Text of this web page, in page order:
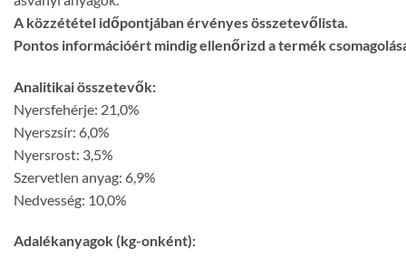
A közzététel időpontjában érvényes összetevőlista.
Pontos információért mindig ellenőrizd a termék
Analitikai összetevők:
Nyersfehérje: 21,0%
Nyerszsír: 6,0%
Nyersrost: 3,5%
Szervetlen anyag: 6,9%
Nedvesség: 10,0%
Adalékanyagok (kg-onként):